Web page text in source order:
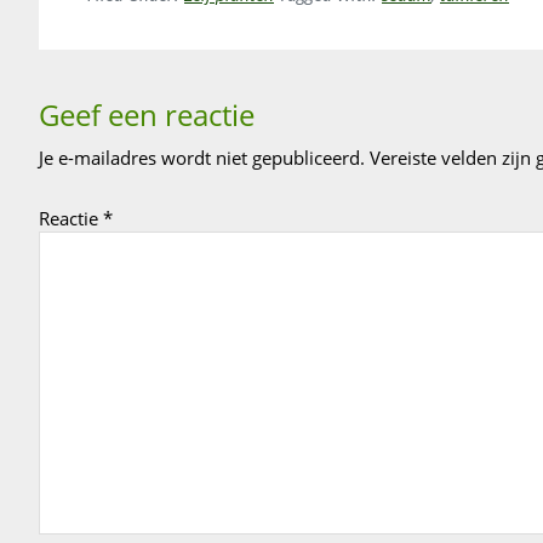
Reader
Interactions
Geef een reactie
Je e-mailadres wordt niet gepubliceerd. Vereiste velden zijn
Reactie *